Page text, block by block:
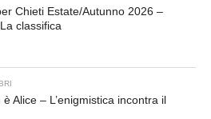
Chieti Estate/Autunno 2026 –
classifica
Alice – L’enigmistica incontra il